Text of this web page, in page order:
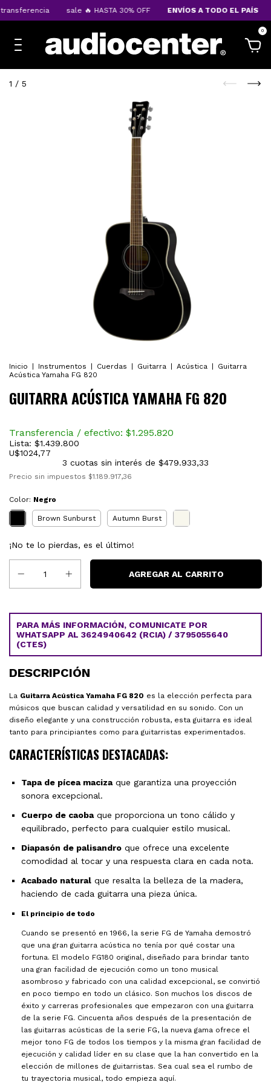
sale 🔥 HASTA 30% OFF ENVÍOS A TODO EL PAÍS
0
1 / 5
Inicio Instrumentos Cuerdas Guitarra Acústica
Guitarra
Acústica Yamaha FG 820
GUITARRA ACÚSTICA YAMAHA FG 820
Transferencia / efectivo: $1.295.820
Lista: $1.439.800
U$1024,77
3 cuotas sin interés de $479.933,33
Precio sin impuestos $1.189.917,36
Color: Negro
Brown Sunburst Autumn Burst
¡No te lo pierdas, es el último!
PARA MÁS INFORMACIÓN, COMUNICATE POR
WHATSAPP AL 3624940642 (RCIA) / 3795055640
(CTES)
DESCRIPCIÓN
La Guitarra Acústica Yamaha FG 820 es la elección perfecta para
músicos que buscan calidad y versatilidad en su sonido. Con un
diseño elegante y una construcción robusta, esta guitarra es ideal
tanto para principiantes como para guitarristas experimentados.
CARACTERÍSTICAS DESTACADAS:
Tapa de pícea macizaque garantiza una proyección
sonora excepcional.
Cuerpo de caobaque proporciona un tono cálido y
equilibrado, perfecto para cualquier estilo musical.
Diapasón de palisandro que ofrece una excelente
comodidad al tocar y una respuesta clara en cada nota.
Acabado natural que resalta la belleza de la madera,
haciendo de cada guitarra una pieza única.
El principio de todo
Cuando se presentó en 1966, la serie FG de Yamaha demostró
que una gran guitarra acústica no tenía por qué costar una
fortuna. El modelo FG180 original, diseñado para brindar tanto
una gran facilidad de ejecución como un tono musical
asombroso y fabricado con una calidad excepcional, se convirtió
en poco tiempo en todo un clásico. Son muchos los discos de
éxito y carreras profesionales que empezaron con una guitarra
de la serie FG. Cincuenta años después de la presentación de
las guitarras acústicas de la serie FG, la nueva gama ofrece el
mejor tono FG de todos los tiempos y la misma gran facilidad de
ejecución y calidad líder en su clase que la han convertido en la
elección de millones de guitarristas. Sea cual sea el rumbo de
tu trayectoria musical, todo empieza aquí.